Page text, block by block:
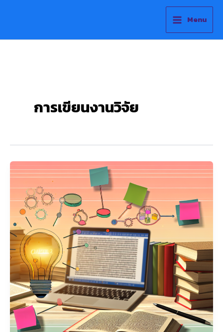
Menu
การเขียนงานวิจัย